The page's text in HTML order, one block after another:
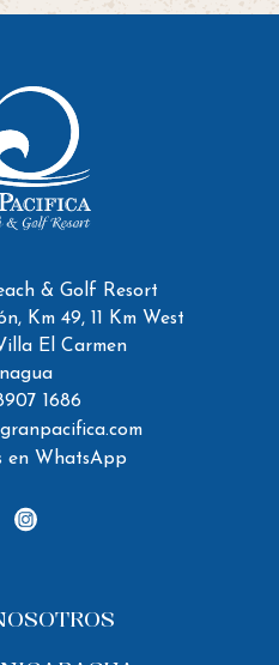
& Golf Resort
Km 49, 11 Km West
El Carmen
1686
en WhatsApp